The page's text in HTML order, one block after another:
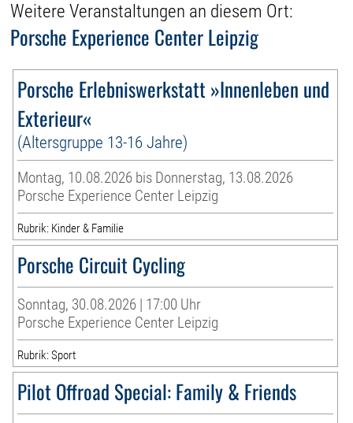
Weitere Veranstaltungen an diesem Ort:
Porsche Experience Center Leipzig
Porsche Erlebniswerkstatt »Innenleben und
Exterieur«
(Altersgruppe 13-16 Jahre)
Montag, 10.08.2026 bis Donnerstag, 13.08.2026
Porsche Experience Center Leipzig
Rubrik: Kinder & Familie
Porsche Circuit Cycling
Sonntag, 30.08.2026 | 17:00 Uhr
Porsche Experience Center Leipzig
Rubrik: Sport
Pilot Offroad Special: Family & Friends